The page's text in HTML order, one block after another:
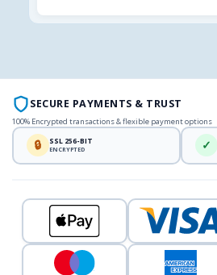
SECURE PAYMENTS & TRUST
100% Encrypted transactions & flexible payment options
🔒 SSL 256-BIT
ENCRYPTED ✓